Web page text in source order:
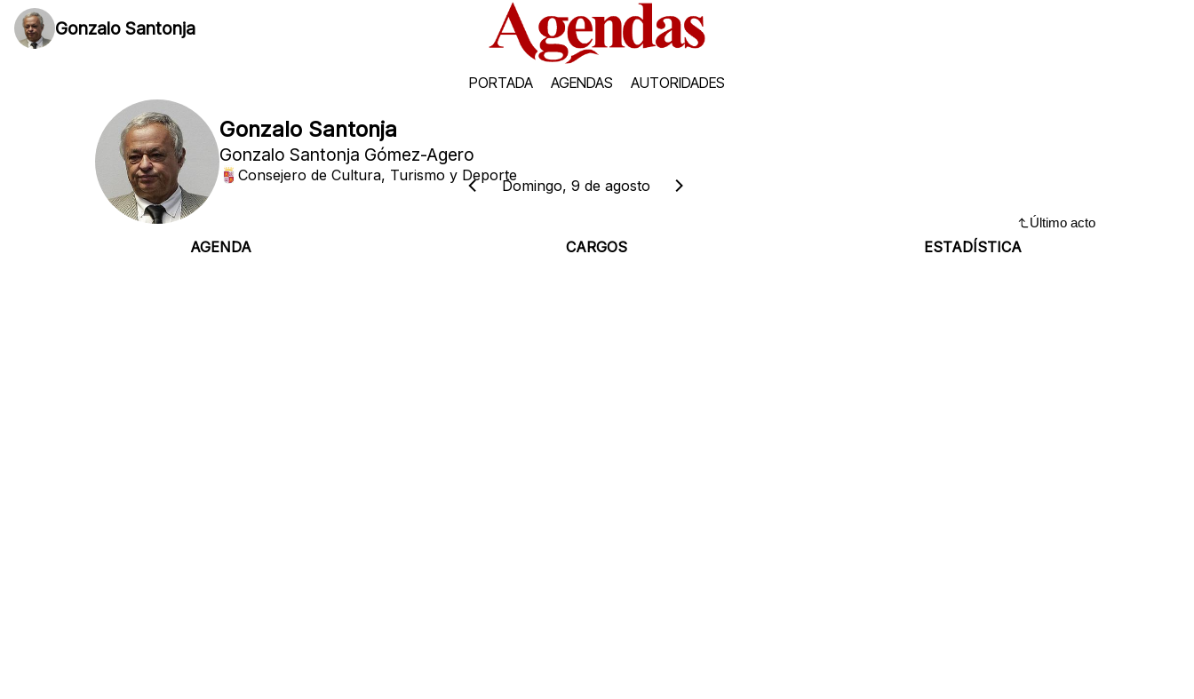
Gonzalo Santonja
PORTADA AGENDAS AUTORIDADES
Gonzalo Santonja
Gonzalo Santonja Gómez-Agero
Consejero de Cultura, Turismo y Deporte
AGENDA CARGOS ESTADÍSTICA
Domingo, 9 de agosto
Último acto